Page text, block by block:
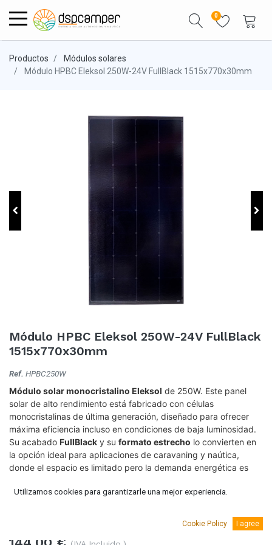
0
Productos
Módulos solares
Módulo HPBC Eleksol 250W-24V FullBlack 1515x770x30mm
Módulo HPBC Eleksol 250W-24V FullBlack
1515x770x30mm
Ref. HPBC250W
Módulo solar monocristalino Eleksol de 250W. Este panel
solar de alto rendimiento está fabricado con células
monocristalinas de última generación, diseñado para ofrecer
máxima eficiencia incluso en condiciones de baja luminosidad.
Su acabado FullBlack y su formato estrecho lo convierten en
la opción ideal para aplicaciones de caravaning y naútica,
donde el espacio es limitado pero la demanda energética es
Utilizamos cookies para garantizarle una mejor experiencia.
Cookie Policy I agree